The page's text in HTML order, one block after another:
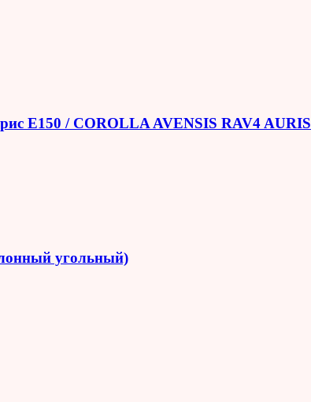
E150 / COROLLA AVENSIS RAV4 AURIS
угольный)